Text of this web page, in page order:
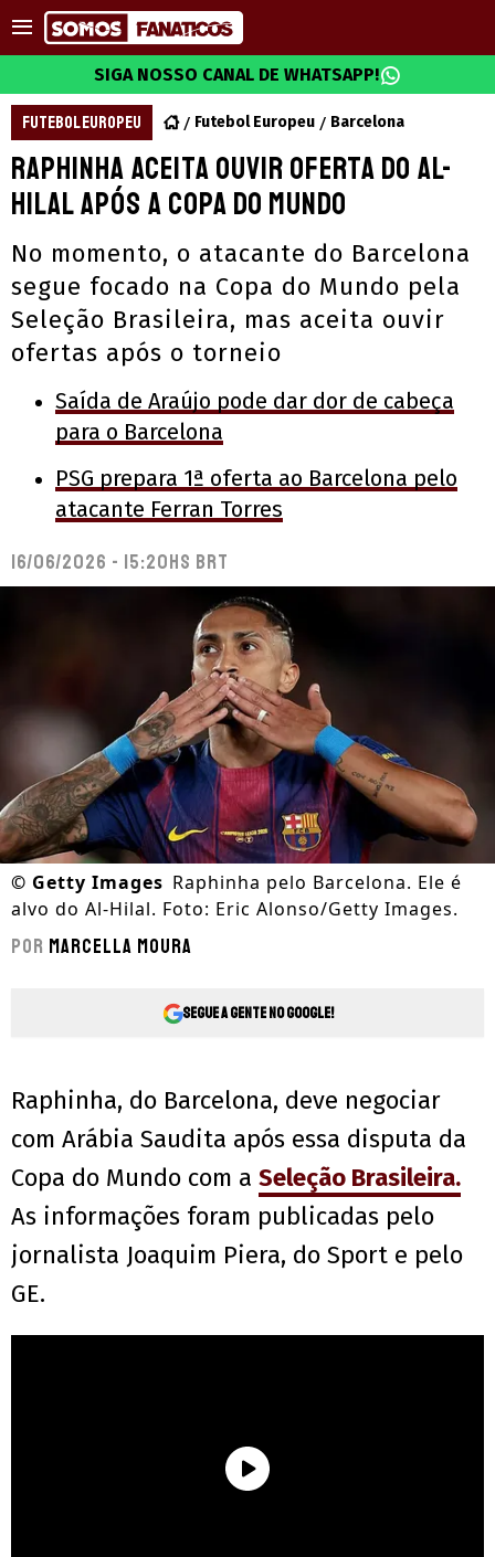
SIGA NOSSO CANAL DE WHATSAPP!
FUTEBOL EUROPEU Futebol Europeu Barcelona
Raphinha aceita ouvir oferta do Al-
Hilal após a Copa do Mundo
No momento, o atacante do Barcelona
segue focado na Copa do Mundo pela
Seleção Brasileira, mas aceita ouvir
ofertas após o torneio
Saída de Araújo pode dar dor de cabeça
para o Barcelona
PSG prepara 1ª oferta ao Barcelona pelo
atacante Ferran Torres
16/06/2026 - 15:20hs BRT
© Getty Images Raphinha pelo Barcelona. Ele é
alvo do Al-Hilal. Foto: Eric Alonso/Getty Images.
Por Marcella Moura
Segue a gente no Google!
Raphinha, do Barcelona, deve negociar
com Arábia Saudita após essa disputa da
Copa do Mundo com a Seleção Brasileira.
As informações foram publicadas pelo
jornalista Joaquim Piera, do Sport e pelo
GE.